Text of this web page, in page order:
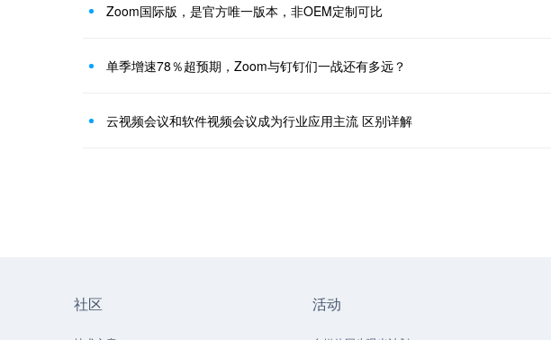
Zoom国际版，是官方唯一版本，非OEM定制可比
单季增速78％超预期，Zoom与钉钉们一战还有多远？
云视频会议和软件视频会议成为行业应用主流 区别详解
社区 活动